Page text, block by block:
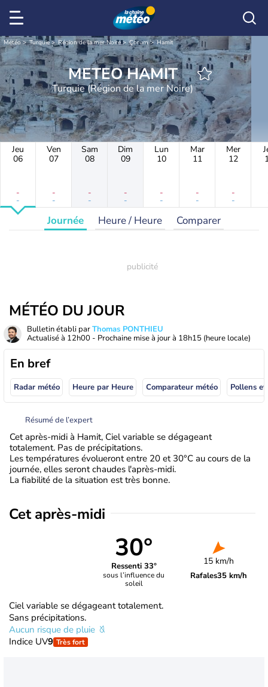
Météo Turquie Région de la mer Noire Çorum Hamit
METEO HAMIT
Turquie (Région de la mer Noire)
Jeu
06
-
-
Ven
07
-
-
Sam
08
-
-
Dim
09
-
-
Lun
10
-
-
Mar
11
-
-
Mer
12
-
-
Journée Heure / Heure Comparer
MÉTÉO DU JOUR
Bulletin établi parThomas PONTHIEU
Actualisé à 12h00 - Prochaine mise à jour à 18h15 (heure locale)
En bref
Radar météo Heure par Heure Comparateur météo Pollens
Résumé de l’expert
Cet après-midi à Hamit, Ciel variable se dégageant
totalement. Pas de précipitations.
Les températures évolueront entre 20 et 30°C au cours de la
journée, elles seront chaudes l'après-midi.
La fiabilité de la situation est très bonne.
Cet après-midi
30°
Ressenti 33°
sous l’influence du
soleil
15 km/h
Rafales35 km/h
Ciel variable se dégageant totalement.
Sans précipitations.
Aucun risque de pluie
Indice UV9 Très fort